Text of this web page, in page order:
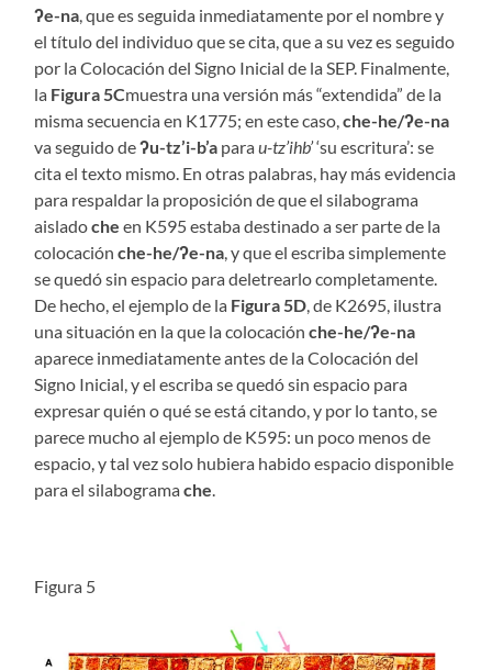
ʔe-na, que es seguida inmediatamente por el nombre y
el título del individuo que se cita, que a su vez es seguido
por la Colocación del Signo Inicial de la SEP. Finalmente,
la Figura 5Cmuestra una versión más “extendida” de la
misma secuencia en K1775; en este caso,che-he/ʔe-na
va seguido deʔu-tz’i-b’a parau-tz’ihb’‘su escritura’: se
cita el texto mismo. En otras palabras, hay más evidencia
para respaldar la proposición de que el silabograma
aisladoche en K595 estaba destinado a ser parte de la
colocaciónche-he/ʔe-na, y que el escriba simplemente
se quedó sin espacio para deletrearlo completamente.
De hecho, el ejemplo de la Figura 5D, de K2695, ilustra
una situación en la que la colocaciónche-he/ʔe-na
aparece inmediatamente antes de la Colocación del
Signo Inicial, y el escriba se quedó sin espacio para
expresar quién o qué se está citando, y por lo tanto, se
parece mucho al ejemplo de K595: un poco menos de
espacio, y tal vez solo hubiera habido espacio disponible
para el silabogramache.
Figura 5